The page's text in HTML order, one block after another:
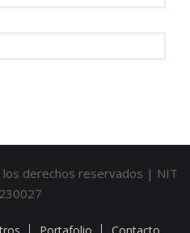
derechos reservados | NIT